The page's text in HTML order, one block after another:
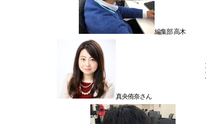
編集部 高木
真央侑奈さん